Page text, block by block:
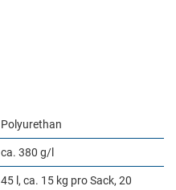
Polyurethan
ca. 380 g/l
45 l, ca. 15 kg pro Sack, 20